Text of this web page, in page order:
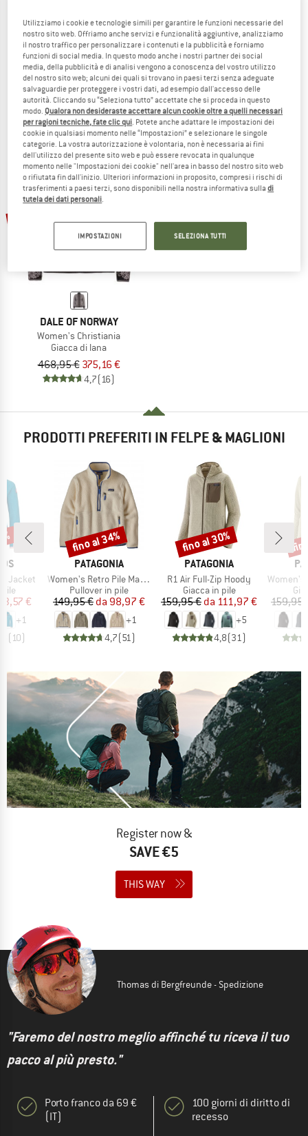
BERGANS
Women's Alvdal Wool Jumper
Pullover in lana merino
159,95 €da 111,97 €
4,6(17)
BERGANS
Alvdal Wool Jumper
Pullover in lana merino
159,95 €da 111,97 €
5,0(3)
DALE OF NORWAY
Women's Christiania
Giacca di lana
468,95 € 375,16 €
4,7(16)
PRODOTTI PREFERITI IN FELPE & MAGLIONI
Jacket
ridotto
€
+1
(10)
MARCHIO
PATAGONIA
Articolo
Women's Retro Pile Marsupial
Gruppo di prodotti
Pullover in pile
Prezzo
149,95 € Prezzo ridotto
da 98,97 €
+1
4,7(51)
Sconto
fino al 34%
MARCHIO
PATAGONIA
Articolo
R1 Air Full-Zip Hoody
Gruppo di prodotti
Giacca in pile
Prezzo
159,95 € Prezzo ridotto
da 111,97 €
+5
4,8(31)
Sconto
fino al 30%
Articolo
Women's R1
159,95
Register now &
SAVE €5
THIS WAY
Thomas di Bergfreunde - Spedizione
"Faremo del nostro meglio affinché tu riceva il tuo
pacco al più presto."
Porto franco da 69 €
(IT)
100 giorni di diritto di
recesso
Utilizziamo i cookie e tecnologie simili per garantire le funzioni necessarie del
nostro sito web. Offriamo anche servizi e funzionalità aggiuntive, analizziamo
il nostro traffico per personalizzare i contenuti e la pubblicità e forniamo
funzioni di social media. In questo modo anche i nostri partner dei social
media, della pubblicità e di analisi vengono a conoscenza del vostro utilizzo
del nostro sito web; alcuni dei quali si trovano in paesi terzi senza adeguate
salvaguardie per proteggere i vostri dati, ad esempio dall'accesso delle
autorità. Cliccando su “Seleziona tutto” accettate che si proceda in questo
modo. Qualora non desideraste accettare alcun cookie oltre a quelli necessari
per ragioni tecniche, fate clic qui . Potete anche adattare le impostazioni dei
cookie in qualsiasi momento nelle “Impostazioni” e selezionare le singole
categorie. La vostra autorizzazione è volontaria, non è necessaria ai fini
dell'utilizzo del presente sito web e può essere revocata in qualunque
momento nelle "Impostazioni dei cookie" nell'area in basso del nostro sito web
o rifiutata fin dall'inizio. Ulteriori informazioni in proposito, compresi i rischi di
trasferimenti a paesi terzi, sono disponibili nella nostra informativa sulladi
tutela dei dati personali
IMPOSTAZIONI SELEZIONA TUTTI